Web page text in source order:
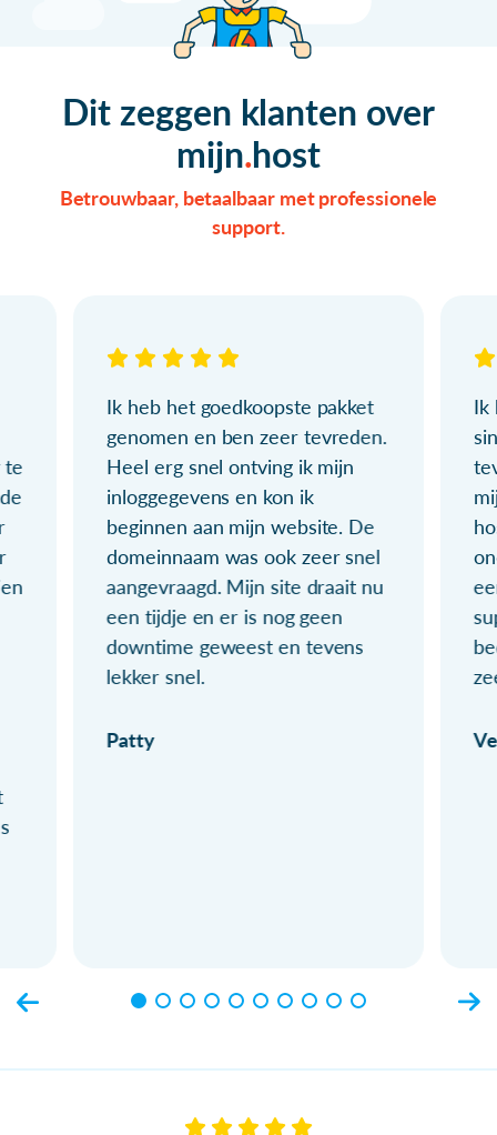
Dit zeggen klanten over
mijn host
Betrouwbaar, betaalbaar met professionele
support.
te
Ik heb het goedkoopste pakket
genomen en ben zeer tevreden.
Heel erg snel ontving ik mijn
inloggegevens en kon ik
beginnen aan mijn website. De
domeinnaam was ook zeer snel
aangevraagd. Mijn site draait nu
een tijdje en er is nog geen
downtime geweest en tevens
lekker snel.
Patty
Ik